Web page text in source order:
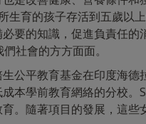
生育的孩子存活到五歲以
必要的知識，促進負責任
社會的方方面面。
公平教育基金在印度海
本學前教育網絡的分校
。隨著項目的發展，這些